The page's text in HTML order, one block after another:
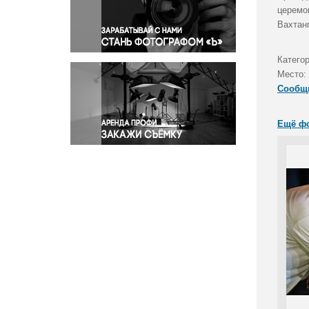
Правосудие
Происшествия и конфликты
Религия
Светская жизнь
Спорт
Экология
Экономика и бизнес
Место:
Ещё